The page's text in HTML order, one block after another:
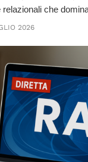
che
2026